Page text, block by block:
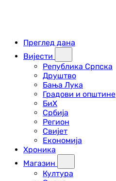
Преглед дана
Вијести
Република Српска
Друштво
Бања Лука
Градови и општине
БиХ
Србија
Регион
Свијет
Економија
Хроника
Магазин
Култура